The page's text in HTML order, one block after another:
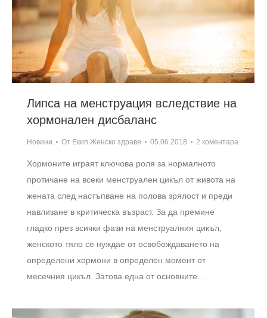
Липса на менструация вследствие на
хормонален дисбаланс
Новини От Екип Женско здраве 05.06.2018 2 коментара
Хормоните играят ключова роля за нормалното
протичане на всеки менструален цикъл от живота на
жената след настъпване на полова зрялост и преди
навлизане в критическа възраст. За да премине
гладко през всички фази на менструалния цикъл,
женското тяло се нуждае от освобождаването на
определени хормони в определен момент от
месечния цикъл. Затова една от основните…